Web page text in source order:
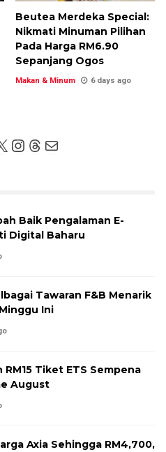
Beutea Merdeka Special:
Nikmati Minuman Pilihan
Pada Harga RM6.90
Sepanjang Ogos
Makan & Minum 6 days ago
Instagram
Threads
Mail
Baik Pengalaman E-
Digital Baharu
Tawaran F&B Menarik
Ini
Tiket ETS Sempena
August
Axia Sehingga RM4,700,